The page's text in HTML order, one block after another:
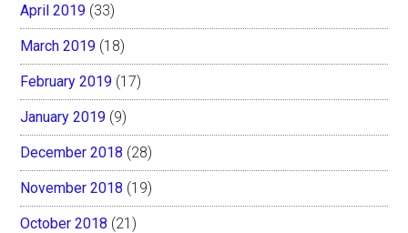
April 2019 (33)
March 2019 (18)
February 2019 (17)
January 2019 (9)
December 2018 (28)
November 2018 (19)
October 2018 (21)